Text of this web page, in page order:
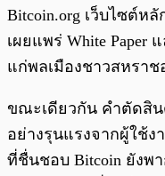
Bitcoin.org เว็บไซต์ห
เผยแพร่ White Paper
แก่พลเมืองชาวสหรา
ขณะเดียวกัน คำตัดสิ
อย่างรุนแรงจากผู้ใช้
ที่ชื่นชอบ Bitcoin ยังพ